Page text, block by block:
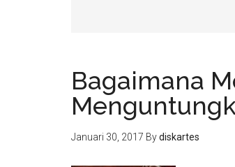
Bagaimana
Januari 30, 2017 Bydiskartes